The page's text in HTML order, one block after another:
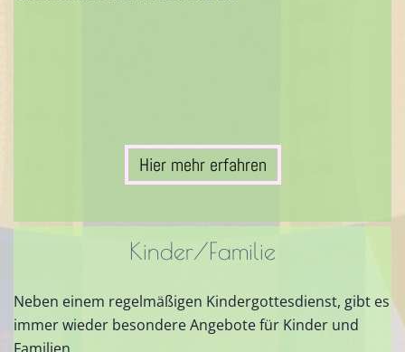
Hier mehr erfahren
Kinder/Familie
Neben einem regelmäßigen Kindergottesdienst, gibt es
immer wieder besondere Angebote für Kinder und